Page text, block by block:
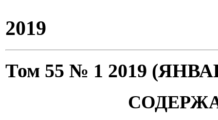
2019
Том 55 № 1 2019